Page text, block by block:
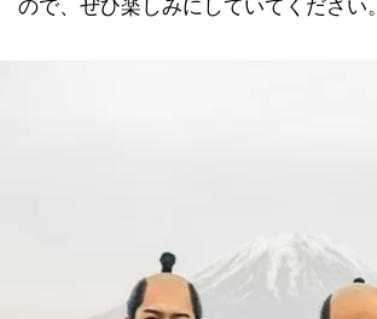
ので、ぜひ楽しみにしていてください。